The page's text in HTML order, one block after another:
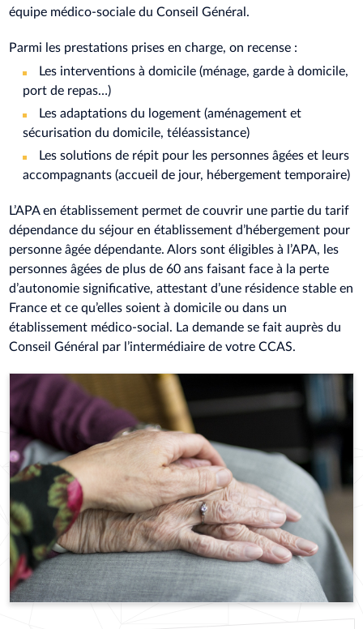
équipe médico-sociale du Conseil Général.
Parmi les prestations prises en charge, on recense :
Les interventions à domicile (ménage, garde à domicile,
port de repas…)
Les adaptations du logement (aménagement et
sécurisation du domicile, téléassistance)
Les solutions de répit pour les personnes âgées et leurs
accompagnants (accueil de jour, hébergement temporaire)
L’APA en établissement permet de couvrir une partie du tarif
dépendance du séjour en établissement d’hébergement pour
personne âgée dépendante. Alors sont éligibles à l’APA, les
personnes âgées de plus de 60 ans faisant face à la perte
d’autonomie significative, attestant d’une résidence stable en
France et ce qu’elles soient à domicile ou dans un
établissement médico-social. La demande se fait auprès du
Conseil Général par l’intermédiaire de votre CCAS.